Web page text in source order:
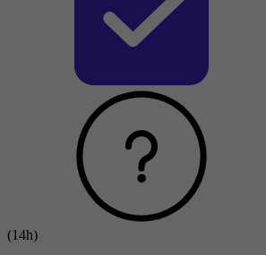
(14h)